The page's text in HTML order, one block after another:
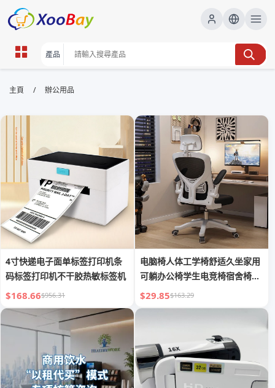
辦公用品 | XOOBAY B2B/B2C
辦公用品,辦公室用品,文具,辦公設備,選購技巧,
wholesale 辦公用品, XOOBAY
提供辦公用品選購要點，提升工作效率與成本
主頁 / 辦公用品
4寸快递电子面单标签打印机条
码标签打印机不干胶热敏标签机
$168.66$956.31
电脑椅人体工学椅舒适久坐家用
可躺办公椅学生电竞椅宿舍椅子
座椅
$29.85$163.29